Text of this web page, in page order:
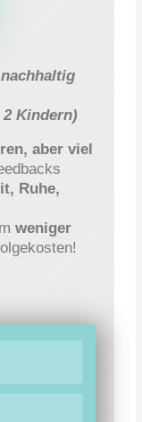
Kindern)
aber viel
Ruhe,
weniger